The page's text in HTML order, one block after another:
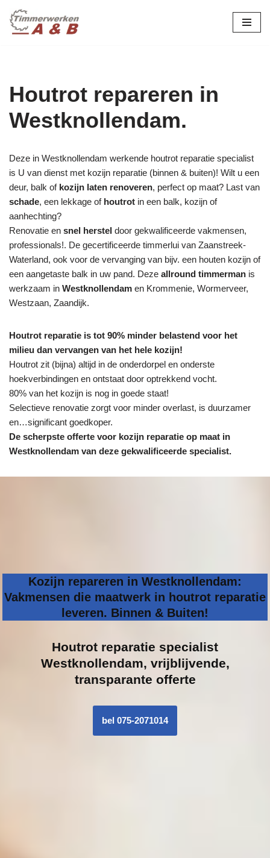
Ga
Houtrot repareren in
Westknollendam.
Deze in Westknollendam werkende houtrot reparatie specialist
is U van dienst met kozijn reparatie (binnen & buiten)! Wilt u een
deur, balk of kozijn laten renoveren, perfect op maat? Last van
schade, een lekkage of houtrot in een balk, kozijn of
aanhechting?
Renovatie en snel herstel door gekwalificeerde vakmensen,
professionals!. De gecertificeerde timmerlui van Zaanstreek-
Waterland, ook voor de vervanging van bijv. een houten kozijn of
een aangetaste balk in uw pand. Deze allround timmerman is
werkzaam in Westknollendam en Krommenie, Wormerveer,
Westzaan, Zaandijk.
Houtrot reparatie is tot 90% minder belastend voor het
milieu dan vervangen van het hele kozijn!
Houtrot zit (bijna) altijd in de onderdorpel en onderste
hoekverbindingen en ontstaat door optrekkend vocht.
80% van het kozijn is nog in goede staat!
Selectieve renovatie zorgt voor minder overlast, is duurzamer
en…significant goedkoper.
De scherpste offerte voor kozijn reparatie op maat in
Westknollendam van deze gekwalificeerde specialist.
Kozijn repareren in Westknollendam:
Vakmensen die maatwerk in houtrot reparatie
leveren. Binnen & Buiten!
Houtrot reparatie specialist
Westknollendam, vrijblijvende,
transparante offerte
bel 075-2071014